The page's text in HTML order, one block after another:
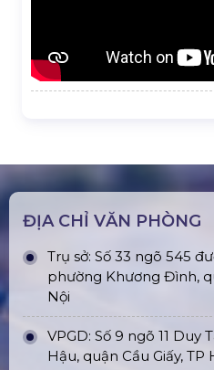
ĐỊA CHỈ VĂN PHÒNG
Trụ sở: Số 33 ngõ 545
phường Khương Đình,
Nội
VPGD: Số 9 ngõ 11 Duy
Hậu, quận Cầu Giấy, TP